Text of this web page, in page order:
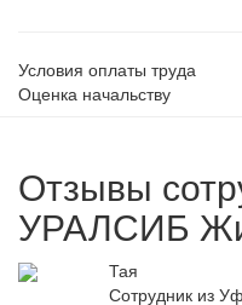
Условия оплаты труда
Оценка начальству
Отзывы
УРАЛСИБ
Тая
Сотрудник из